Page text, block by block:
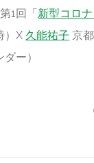
1回「新型コロ
）X 久能祐子 京
ー）